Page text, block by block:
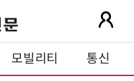
모빌리티 통신